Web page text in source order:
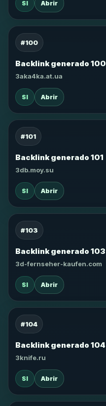
SI Abrir
#100
Backlink generado 100
3aka4ka.at.ua
SI Abrir
#101
Backlink generado 101
3db.moy.su
SI Abrir
#103
Backlink generado 103
3d-fernseher-kaufen.com
SI Abrir
#104
Backlink generado 104
3knife.ru
SI Abrir